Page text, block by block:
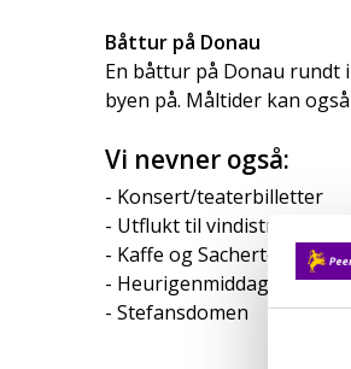
Båttur på Donau
En båttur på Donau rundt
byen på. Måltider kan
Vi nevner også:
- Konsert/teaterbilletter
- Utflukt til vindistriktet
- Kaffe og Sachertorte på
- Heurigenmiddag
- Stefansdomen